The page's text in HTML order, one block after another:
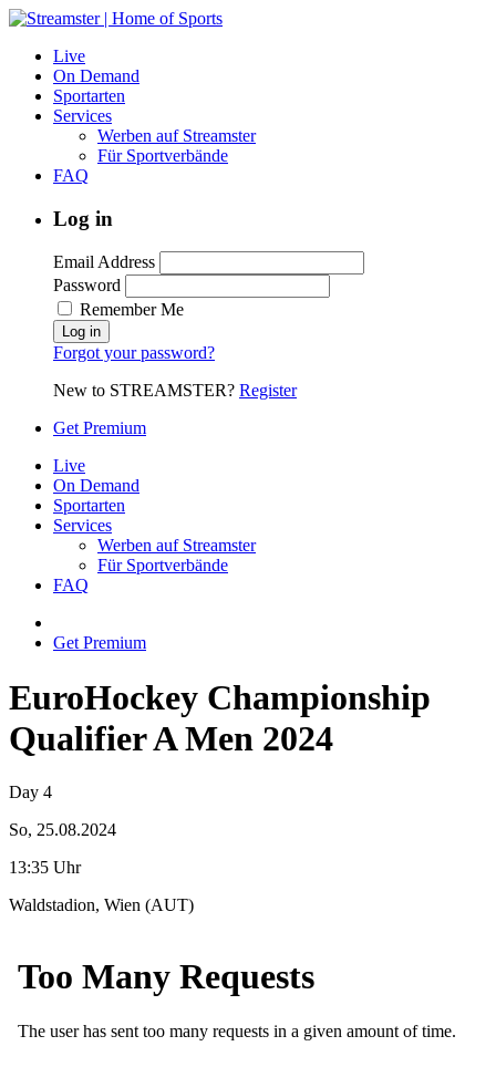
Live
On Demand
Sportarten
Services
Werben auf Streamster
Für Sportverbände
FAQ
Log in
Email Address
Password
Remember Me
Forgot your password?
New to STREAMSTER? Register
Get Premium
Live
On Demand
Sportarten
Services
Werben auf Streamster
Für Sportverbände
FAQ
Get Premium
EuroHockey Championship
Qualifier A Men 2024
Day 4
So, 25.08.2024
13:35 Uhr
Waldstadion, Wien (AUT)